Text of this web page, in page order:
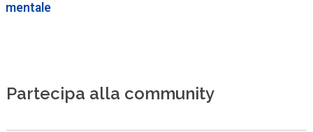
mentale
Partecipa alla community